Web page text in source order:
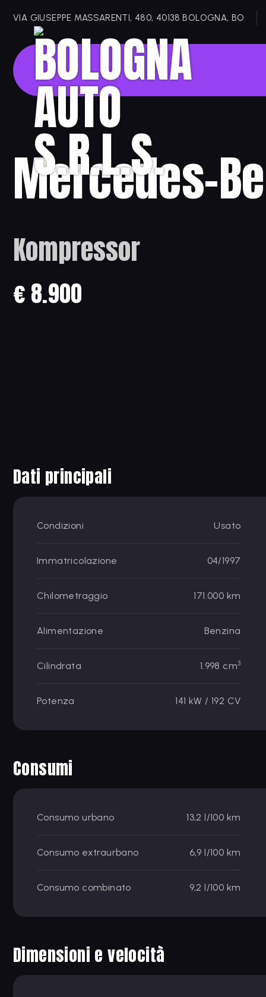
VIA GIUSEPPE MASSARENTI, 480, 40138 BOLOGNA, BO
Mercedes-
Kompressor
€ 8.900
Dati principali
Condizioni Usato
Immatricolazione 04/1997
Chilometraggio 171.000 km
Alimentazione Benzina
Cilindrata 1.998 cm3
Potenza 141 kW / 192 CV
Consumi
Consumo urbano 13,2 l/100 km
Consumo extraurbano 6,9 l/100 km
Consumo combinato 9,2 l/100 km
Dimensioni e velocità